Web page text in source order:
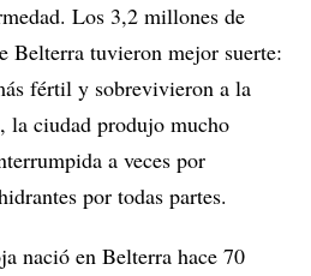
Los 3,2 millones de
Belterra tuvieron mejor suerte:
fértil y sobrevivieron a la
la ciudad produjo mucho
a veces por
por todas partes.
nació en Belterra hace 70